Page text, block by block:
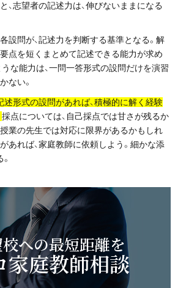
、志望者の記述力は、伸びないままになる
設問が、記述力を判断する基準となる。解
点を短くまとめて記述できる能力が求め
な能力は、一問一答形式の設問だけを演習
ない。
述形式の設問があれば、積極的に解く経験
採点については、自己採点では甘さが残るか
授業の先生では対応に限界があるかもしれ
あれば、家庭教師に依頼しよう。細かな添
への最短距離を
家庭教師相談